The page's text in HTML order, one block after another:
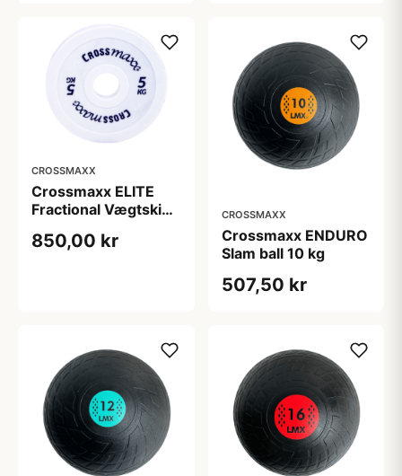
CROSSMAXX
Crossmaxx ELITE
Fractional Vægtskive
850,00 kr
CROSSMAXX
Crossmaxx ENDURO
Slam ball 10 kg
507,50 kr